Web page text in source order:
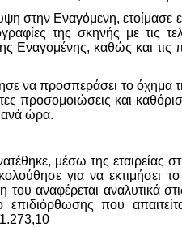
στην Εναγόμενη,
της σκηνής με τις
Εναγομένης, καθώς και τις
να προσπεράσει το
προσομοιώσεις και
ανά ώρα.
μέσω της εταιρείας
για να εκτιμήσει
αναφέρεται αναλυτικά
επιδιόρθωσης που